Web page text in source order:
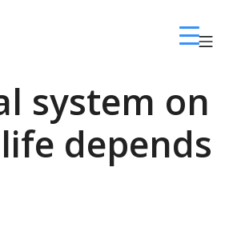
ลล์พิษณุโลก
system on
depends